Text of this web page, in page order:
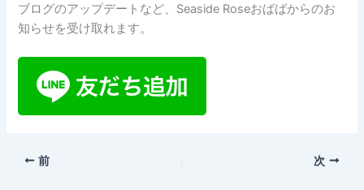
ブログのアップデートなど、Seaside Roseおばばからのお
知らせを受け取れます。
前 次